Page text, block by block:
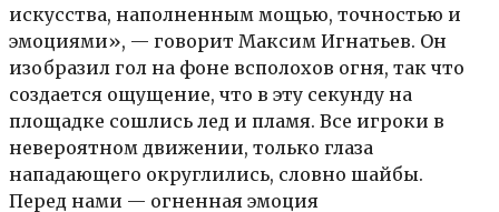
искусства, наполненным мощью, точностью и
эмоциями», — говорит Максим Игнатьев. Он
изобразил гол на фоне всполохов огня, так что
создается ощущение, что в эту секунду на
площадке сошлись лед и пламя. Все игроки в
невероятном движении, только глаза
нападающего округлились, словно шайбы.
Перед нами — огненная эмоция